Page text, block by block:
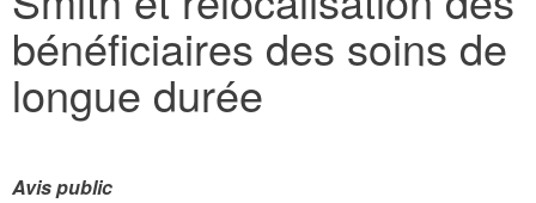
bénéficiaires des soins de
longue durée
Avis public